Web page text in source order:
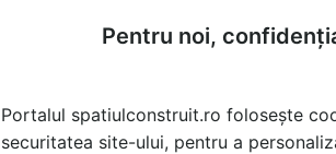
Pentru noi,
Portalul spatiulconstruit.ro folosește
securitatea site-ului, pentru a